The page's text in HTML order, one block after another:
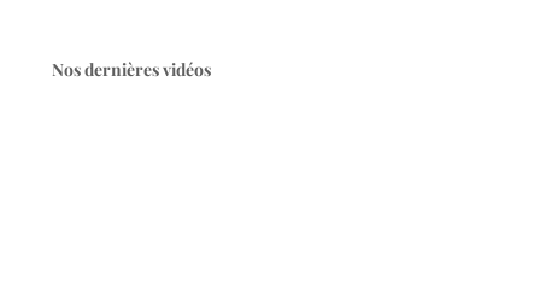
Nos dernières vidéos